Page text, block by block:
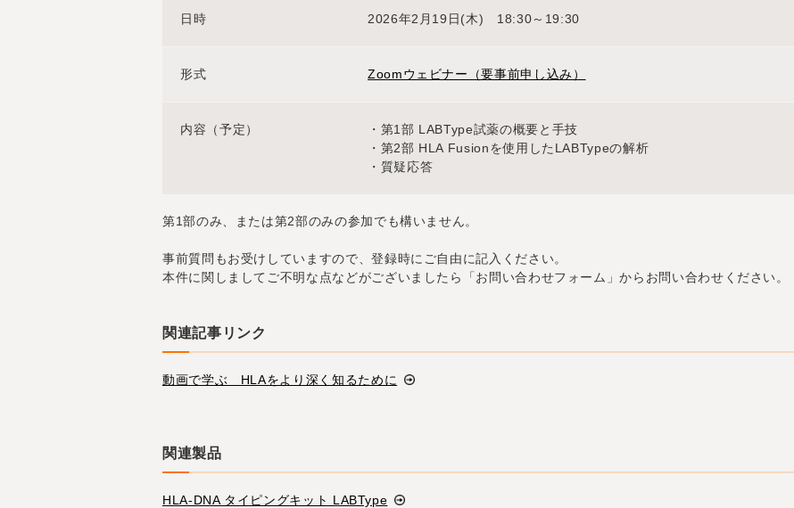
日時 2026年2月19日(木) 18:30～19:30
形式 Zoomウェビナー（要事前申し込み）
内容（予定）
・第1部 LABType試薬の概要と手技
・第2部 HLA Fusionを使用したLABTypeの解析
・質疑応答
第1部のみ、または第2部のみの参加でも構いません。
事前質問もお受けしていますので、登録時にご自由に記入ください。
本件に関しましてご不明な点などがございましたら「お問い合わせフォーム」からお問い合わせください。
関連記事リンク
動画で学ぶ HLAをより深く知るために
関連製品
HLA-DNA タイピングキット LABType